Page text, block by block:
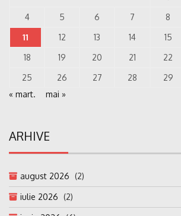
4
5 6 7 8
11
12 13 14 15
18
19 20 21 22
25
26 27 28 29
« mart.
mai »
ARHIVE
august 2026 (2)
iulie 2026 (2)